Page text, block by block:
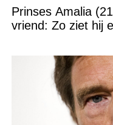
Prinses Amalia
vriend: Zo ziet hij